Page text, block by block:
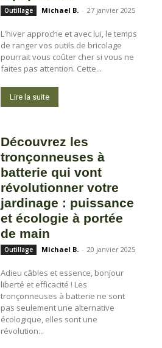
Outillage Michael B. - 27 janvier 2025
L'hiver approche et avec lui, le temps
de ranger vos outils de bricolage
pourrait vous coûter cher si vous ne
faites pas attention. Cette...
Lire la suite
Découvrez les
tronçonneuses à
batterie qui vont
révolutionner votre
jardinage : puissance
et écologie à portée
de main
Outillage Michael B. - 20 janvier 2025
Adieu câbles et essence, bonjour
liberté et efficacité ! Les
tronçonneuses à batterie ne sont
pas seulement une alternative
écologique, elles sont une
révolution...